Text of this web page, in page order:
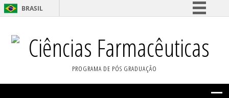
BRASIL
Comunica BR
Participe
Acesso à informação
Ciências Farmacêuticas
PROGRAMA DE PÓS GRADUAÇÃO